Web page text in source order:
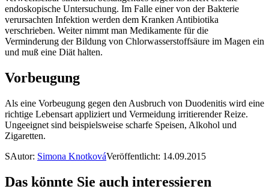
endoskopische Untersuchung. Im Falle einer von der Bakterie
verursachten Infektion werden dem Kranken Antibiotika
verschrieben. Weiter nimmt man Medikamente für die
Verminderung der Bildung von Chlorwasserstoffsäure im Magen ein
und muß eine Diät halten.
Vorbeugung
Als eine Vorbeugung gegen den Ausbruch von Duodenitis wird eine
richtige Lebensart appliziert und Vermeidung irritierender Reize.
Ungeeignet sind beispielsweise scharfe Speisen, Alkohol und
Zigaretten.
SAutor: Simona KnotkováVeröffentlicht: 14.09.2015
Das könnte Sie auch interessieren